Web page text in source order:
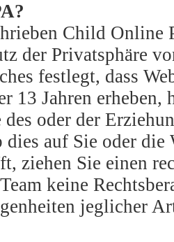
Child
der Privatsphäre
festlegt, dass
13 Jahren
des oder der
auf Sie oder
ziehen Sie einen
keine
jeglicher